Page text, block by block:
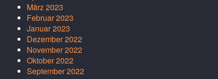
März 2023
Februar 2023
Januar 2023
Dezember 2022
November 2022
Oktober 2022
September 2022